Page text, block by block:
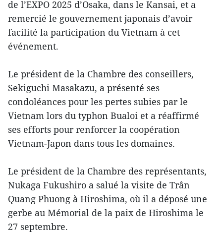
de l’EXPO 2025 d’Osaka, dans le Kansai, et a
remercié le gouvernement japonais d’avoir
facilité la participation du Vietnam à cet
événement.
Le président de la Chambre des conseillers,
Sekiguchi Masakazu, a présenté ses
condoléances pour les pertes subies par le
Vietnam lors du typhon Bualoi et a réaffirmé
ses efforts pour renforcer la coopération
Vietnam-Japon dans tous les domaines.
Le président de la Chambre des représentants,
Nukaga Fukushiro a salué la visite de Trân
Quang Phuong à Hiroshima, où il a déposé une
gerbe au Mémorial de la paix de Hiroshima le
27 septembre.